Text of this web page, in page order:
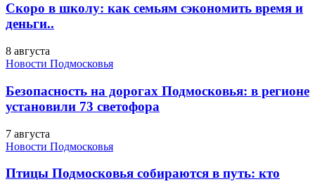
Скоро в школу: как семьям сэкономить время и
деньги..
8 августа
Новости Подмосковья
Безопасность на дорогах Подмосковья: в регионе
установили 73 светофора
7 августа
Новости Подмосковья
Птицы Подмосковья собираются в путь: кто